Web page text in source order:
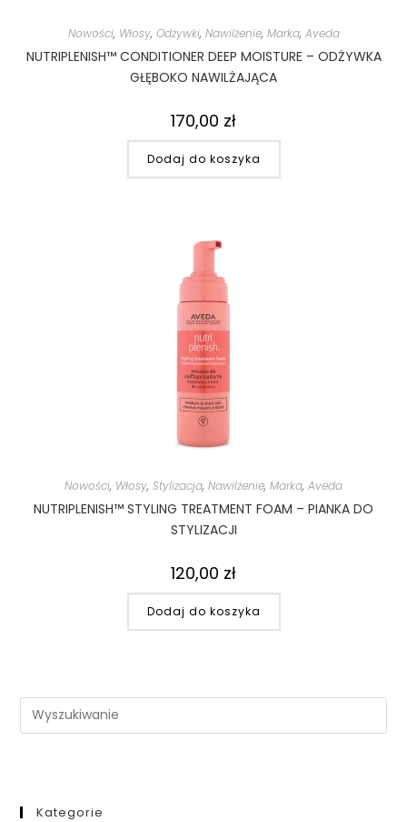
Nowości, Włosy, Odżywki, Nawilżenie, Marka, Aveda
NUTRIPLENISH™ CONDITIONER DEEP MOISTURE – ODŻYWKA
GŁĘBOKO NAWILŻAJĄCA
170,00 zł
Dodaj do koszyka
Nowości, Włosy, Stylizacja, Nawilżenie, Marka, Aveda
NUTRIPLENISH™ STYLING TREATMENT FOAM – PIANKA DO
STYLIZACJI
120,00 zł
Dodaj do koszyka
Kategorie